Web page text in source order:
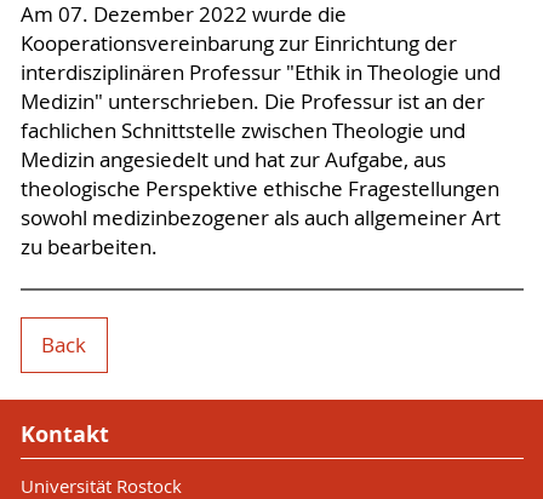
Am 07. Dezember 2022 wurde die
Kooperationsvereinbarung zur Einrichtung der
interdisziplinären Professur "Ethik in Theologie und
Medizin" unterschrieben. Die Professur ist an der
fachlichen Schnittstelle zwischen Theologie und
Medizin angesiedelt und hat zur Aufgabe, aus
theologische Perspektive ethische Fragestellungen
sowohl medizinbezogener als auch allgemeiner Art
zu bearbeiten.
Back
Kontakt
Universität Rostock